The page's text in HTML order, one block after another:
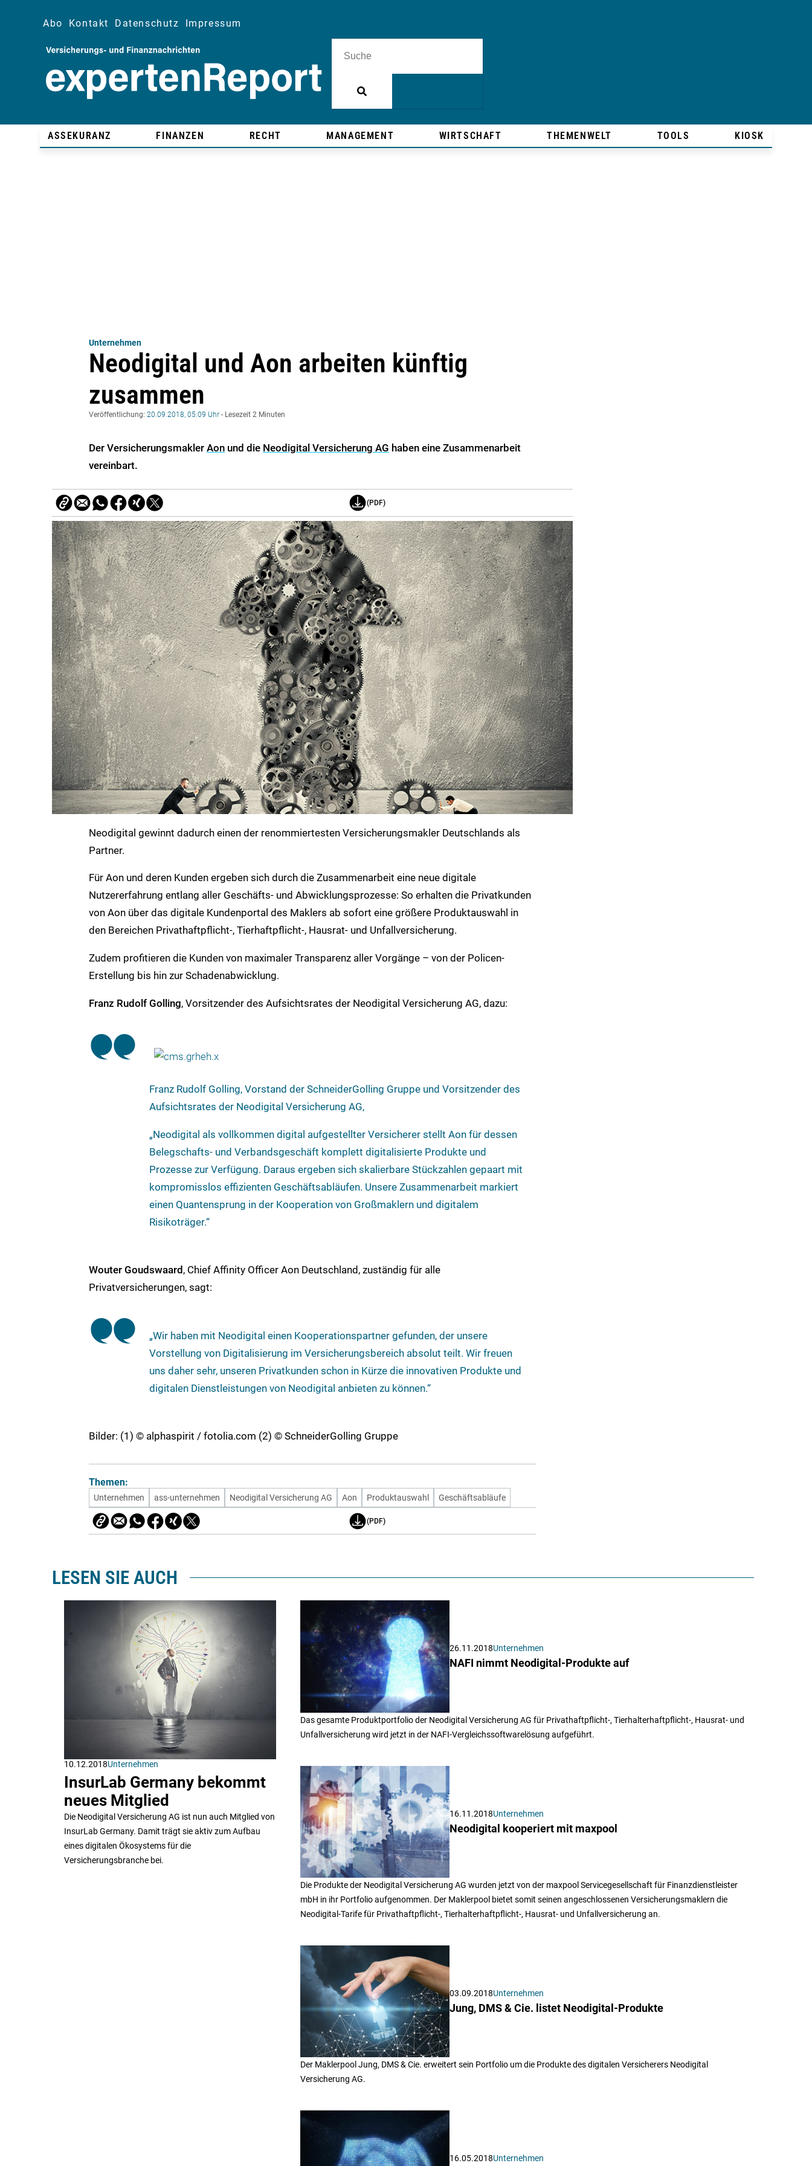
Abo Kontakt Datenschutz Impressum
ASSEKURANZ FINANZEN RECHT MANAGEMENT WIRTSCHAFT THEMENWELT TOOLS KIOSK
Unternehmen
Neodigital und Aon arbeiten künftig
zusammen
Veröffentlichung: 20.09.2018, 05:09 Uhr - Lesezeit 2 Minuten
Der Versicherungsmakler Aon und die Neodigital Versicherung AG haben eine Zusammenarbeit
vereinbart.
(PDF)
Neodigital gewinnt dadurch einen der renommiertesten Versicherungsmakler Deutschlands als
Partner.
Für Aon und deren Kunden ergeben sich durch die Zusammenarbeit eine neue digitale
Nutzererfahrung entlang aller Geschäfts- und Abwicklungsprozesse: So erhalten die Privatkunden
von Aon über das digitale Kundenportal des Maklers ab sofort eine größere Produktauswahl in
den Bereichen Privathaftpflicht-, Tierhaftpflicht-, Hausrat- und Unfallversicherung.
Zudem profitieren die Kunden von maximaler Transparenz aller Vorgänge – von der Policen-
Erstellung bis hin zur Schadenabwicklung.
Franz Rudolf Golling, Vorsitzender des Aufsichtsrates der Neodigital Versicherung AG, dazu:
Franz Rudolf Golling, Vorstand der SchneiderGolling Gruppe und Vorsitzender des
Aufsichtsrates der Neodigital Versicherung AG,
„Neodigital als vollkommen digital aufgestellter Versicherer stellt Aon für dessen
Belegschafts- und Verbandsgeschäft komplett digitalisierte Produkte und
Prozesse zur Verfügung. Daraus ergeben sich skalierbare Stückzahlen gepaart mit
kompromisslos effizienten Geschäftsabläufen. Unsere Zusammenarbeit markiert
einen Quantensprung in der Kooperation von Großmaklern und digitalem
Risikoträger.“
Wouter Goudswaard , Chief Affinity Officer Aon Deutschland, zuständig für alle
Privatversicherungen, sagt:
„Wir haben mit Neodigital einen Kooperationspartner gefunden, der unsere
Vorstellung von Digitalisierung im Versicherungsbereich absolut teilt. Wir freuen
uns daher sehr, unseren Privatkunden schon in Kürze die innovativen Produkte und
digitalen Dienstleistungen von Neodigital anbieten zu können.“
Bilder: (1) © alphaspirit / fotolia.com (2) © SchneiderGolling Gruppe
Themen:
Unternehmen ass-unternehmen Neodigital Versicherung AG Aon Produktauswahl Geschäftsabläufe
(PDF)
LESEN SIE AUCH
10.12.2018Unternehmen
InsurLab Germany bekommt
neues Mitglied
Die Neodigital Versicherung AG ist nun auch Mitglied von
InsurLab Germany. Damit trägt sie aktiv zum Aufbau
eines digitalen Ökosystems für die
Versicherungsbranche bei.
26.11.2018Unternehmen
NAFI nimmt Neodigital-Produkte auf
Das gesamte Produktportfolio der Neodigital Versicherung AG für Privathaftpflicht-, Tierhalterhaftpflicht-, Hausrat- und
Unfallversicherung wird jetzt in der NAFI-Vergleichssoftwarelösung aufgeführt.
16.11.2018Unternehmen
Neodigital kooperiert mit maxpool
Die Produkte der Neodigital Versicherung AG wurden jetzt von der maxpool Servicegesellschaft für Finanzdienstleister
mbH in ihr Portfolio aufgenommen. Der Maklerpool bietet somit seinen angeschlossenen Versicherungsmaklern die
Neodigital-Tarife für Privathaftpflicht-, Tierhalterhaftpflicht-, Hausrat- und Unfallversicherung an.
03.09.2018Unternehmen
Jung, DMS & Cie. listet Neodigital-Produkte
Der Maklerpool Jung, DMS & Cie. erweitert sein Portfolio um die Produkte des digitalen Versicherers Neodigital
Versicherung AG.
16.05.2018Unternehmen